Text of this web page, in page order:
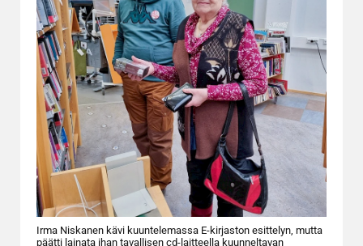
Irma Niskanen kävi kuuntelemassa E-kirjaston esittelyn, mutta
päätti lainata ihan tavallisen cd-laitteella kuunneltavan